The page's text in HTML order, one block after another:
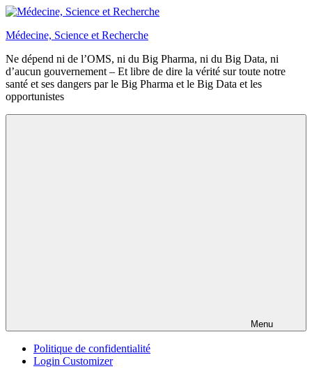
Aller
contenu
Médecine, Science et Recherche
Ne dépend ni de l’OMS, ni du Big Pharma, ni du Big Data, ni
d’aucun gouvernement – Et libre de dire la vérité sur toute notre
santé et ses dangers par le Big Pharma et le Big Data et les
opportunistes
Menu
Politique de confidentialité
Login Customizer